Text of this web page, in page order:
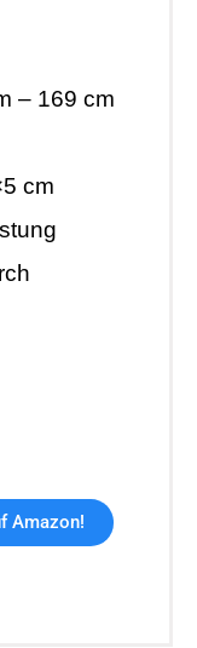
– 169 cm
cm
Amazon!